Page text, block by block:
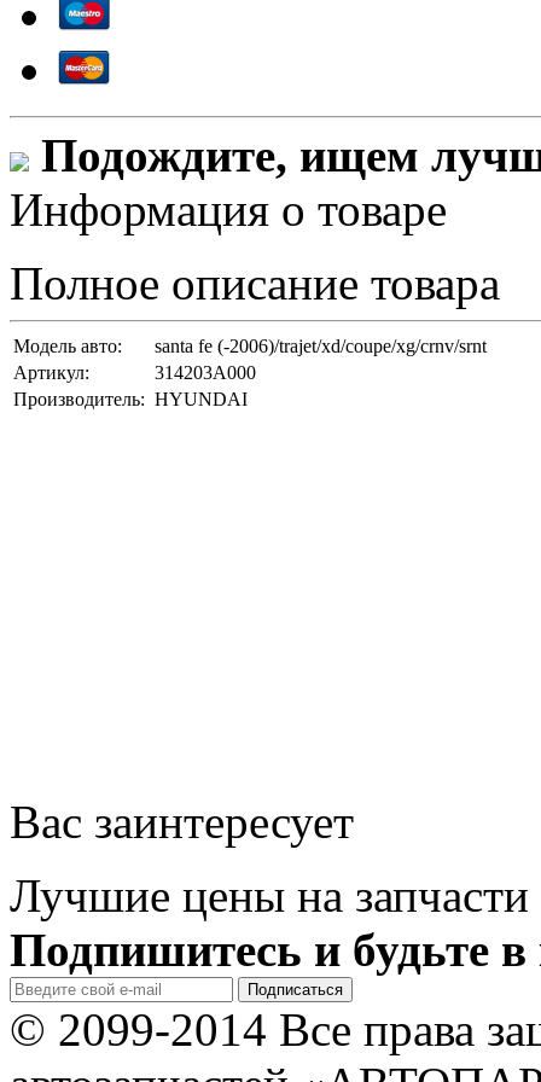
Подождите, ищем
Информация о товаре
Полное описание товара
Модель авто:
santa fe (-2006)/trajet/xd/coupe/xg/crnv/srnt
Артикул:
314203A000
Производитель: HYUNDAI
Вас заинтересует
Лучшие цены на запчасти
Подпишитесь и будьте в
© 2099-2014 Все права